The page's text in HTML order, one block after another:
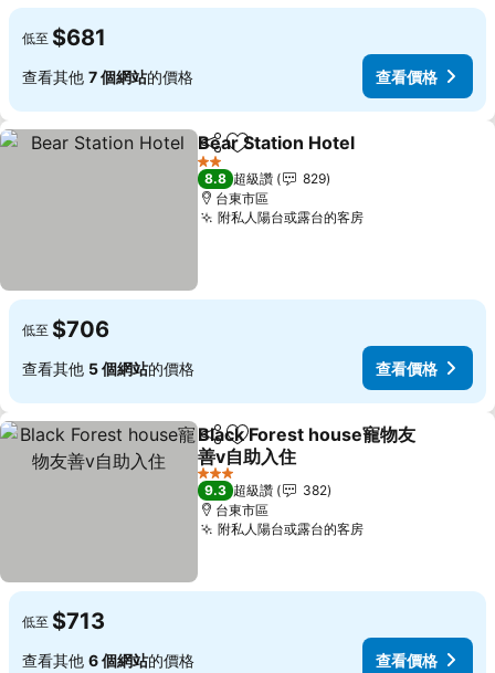
低至 $681
查看其他 7 個網站的價格 查看價格
分享 加入我的最愛
Bear Station Hotel
2 星級
8.8 超級讚
829
台東市區
附私人陽台或露台的客房查看價格
低至 $706
查看其他 5 個網站的價格 查看價格
分享 加入我的最愛
Black Forest house寵物友
善v自助入住
查看價格
3 星級
9.3 超級讚
382
台東市區
附私人陽台或露台的客房查看價格
低至 $713
查看其他 6 個網站的價格 查看價格